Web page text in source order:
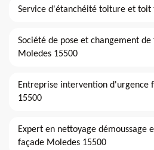
Service d'étanchéité toiture et toit
Société de pose et changement
Moledes 15500
Entreprise intervention d'urgence
15500
Expert en nettoyage démoussage
façade Moledes 15500